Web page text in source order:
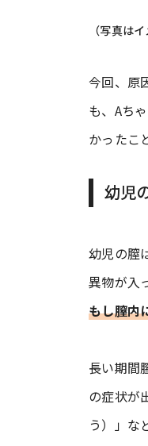
（写真は
今回、原
も、Aち
かったこ
幼児
幼児の膣
異物が入
もし膣内
長い期間
の症状が
う）」な